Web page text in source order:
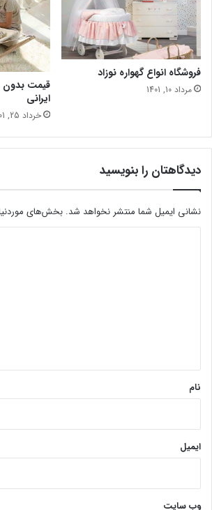
فروشگاه انواع گهواره نوزاد
مرداد 10, 1401
قیمت بدون
ایرانی
خرداد 25, 1401
دیدگاهتان را بنویسید
نشانی ایمیل شما منتشر نخواهد شد. بخش‌های
نام
ایمیل
وب‌ سایت